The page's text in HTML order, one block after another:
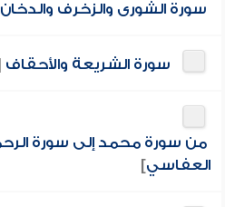
سورة الشورى والزخرف والدخان
سورة الشريعة والأحقاف
من سورة محمد إلى سورة
العفاسي]